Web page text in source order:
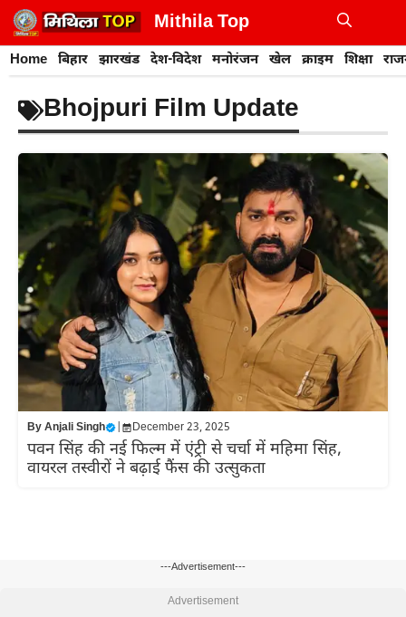
Skip
content
Mithila Top
Home बिहार झारखंड देश-विदेश मनोरंजन खेल क्राइम शिक्षा
Bhojpuri Film Update
ByAnjali Singh December 23, 2025
पवन सिंह की नई फिल्म में एंट्री से चर्चा में महिमा सिंह,
वायरल तस्वीरों ने बढ़ाई फैंस की उत्सुकता
---Advertisement---
Advertisement